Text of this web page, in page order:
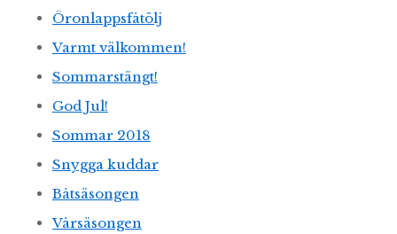
Öronlappsfåtölj
Varmt välkommen!
Sommarstängt!
God Jul!
Sommar 2018
Snygga kuddar
Båtsäsongen
Vårsäsongen